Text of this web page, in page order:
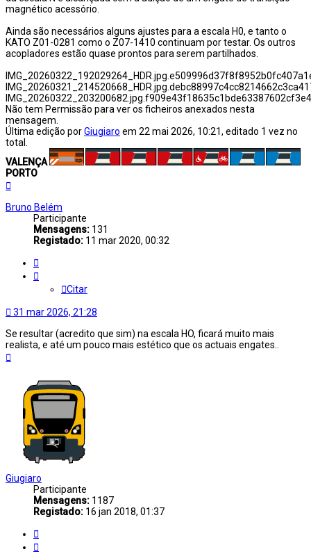
magnético acessório.
Ainda são necessários alguns ajustes para a escala H0, e tanto o
KATO Z01-0281 como o Z07-1410 continuam por testar. Os outros
acopladores estão quase prontos para serem partilhados.
Não tem Permissão para ver os ficheiros anexados nesta
mensagem.
Última edição porGiugiaro em 22 mai 2026, 10:21, editado 1 vez no
total.
VALENÇA
PORTO
Bruno Belém
Participante
Mensagens: 131
Registado: 11 mar 2020, 00:32
Citar
31 mar 2026, 21:28
Se resultar (acredito que sim) na escala HO, ficará muito mais
realista, e até um pouco mais estético que os actuais engates..
Giugiaro
Participante
Mensagens: 1187
Registado: 16 jan 2018, 01:37